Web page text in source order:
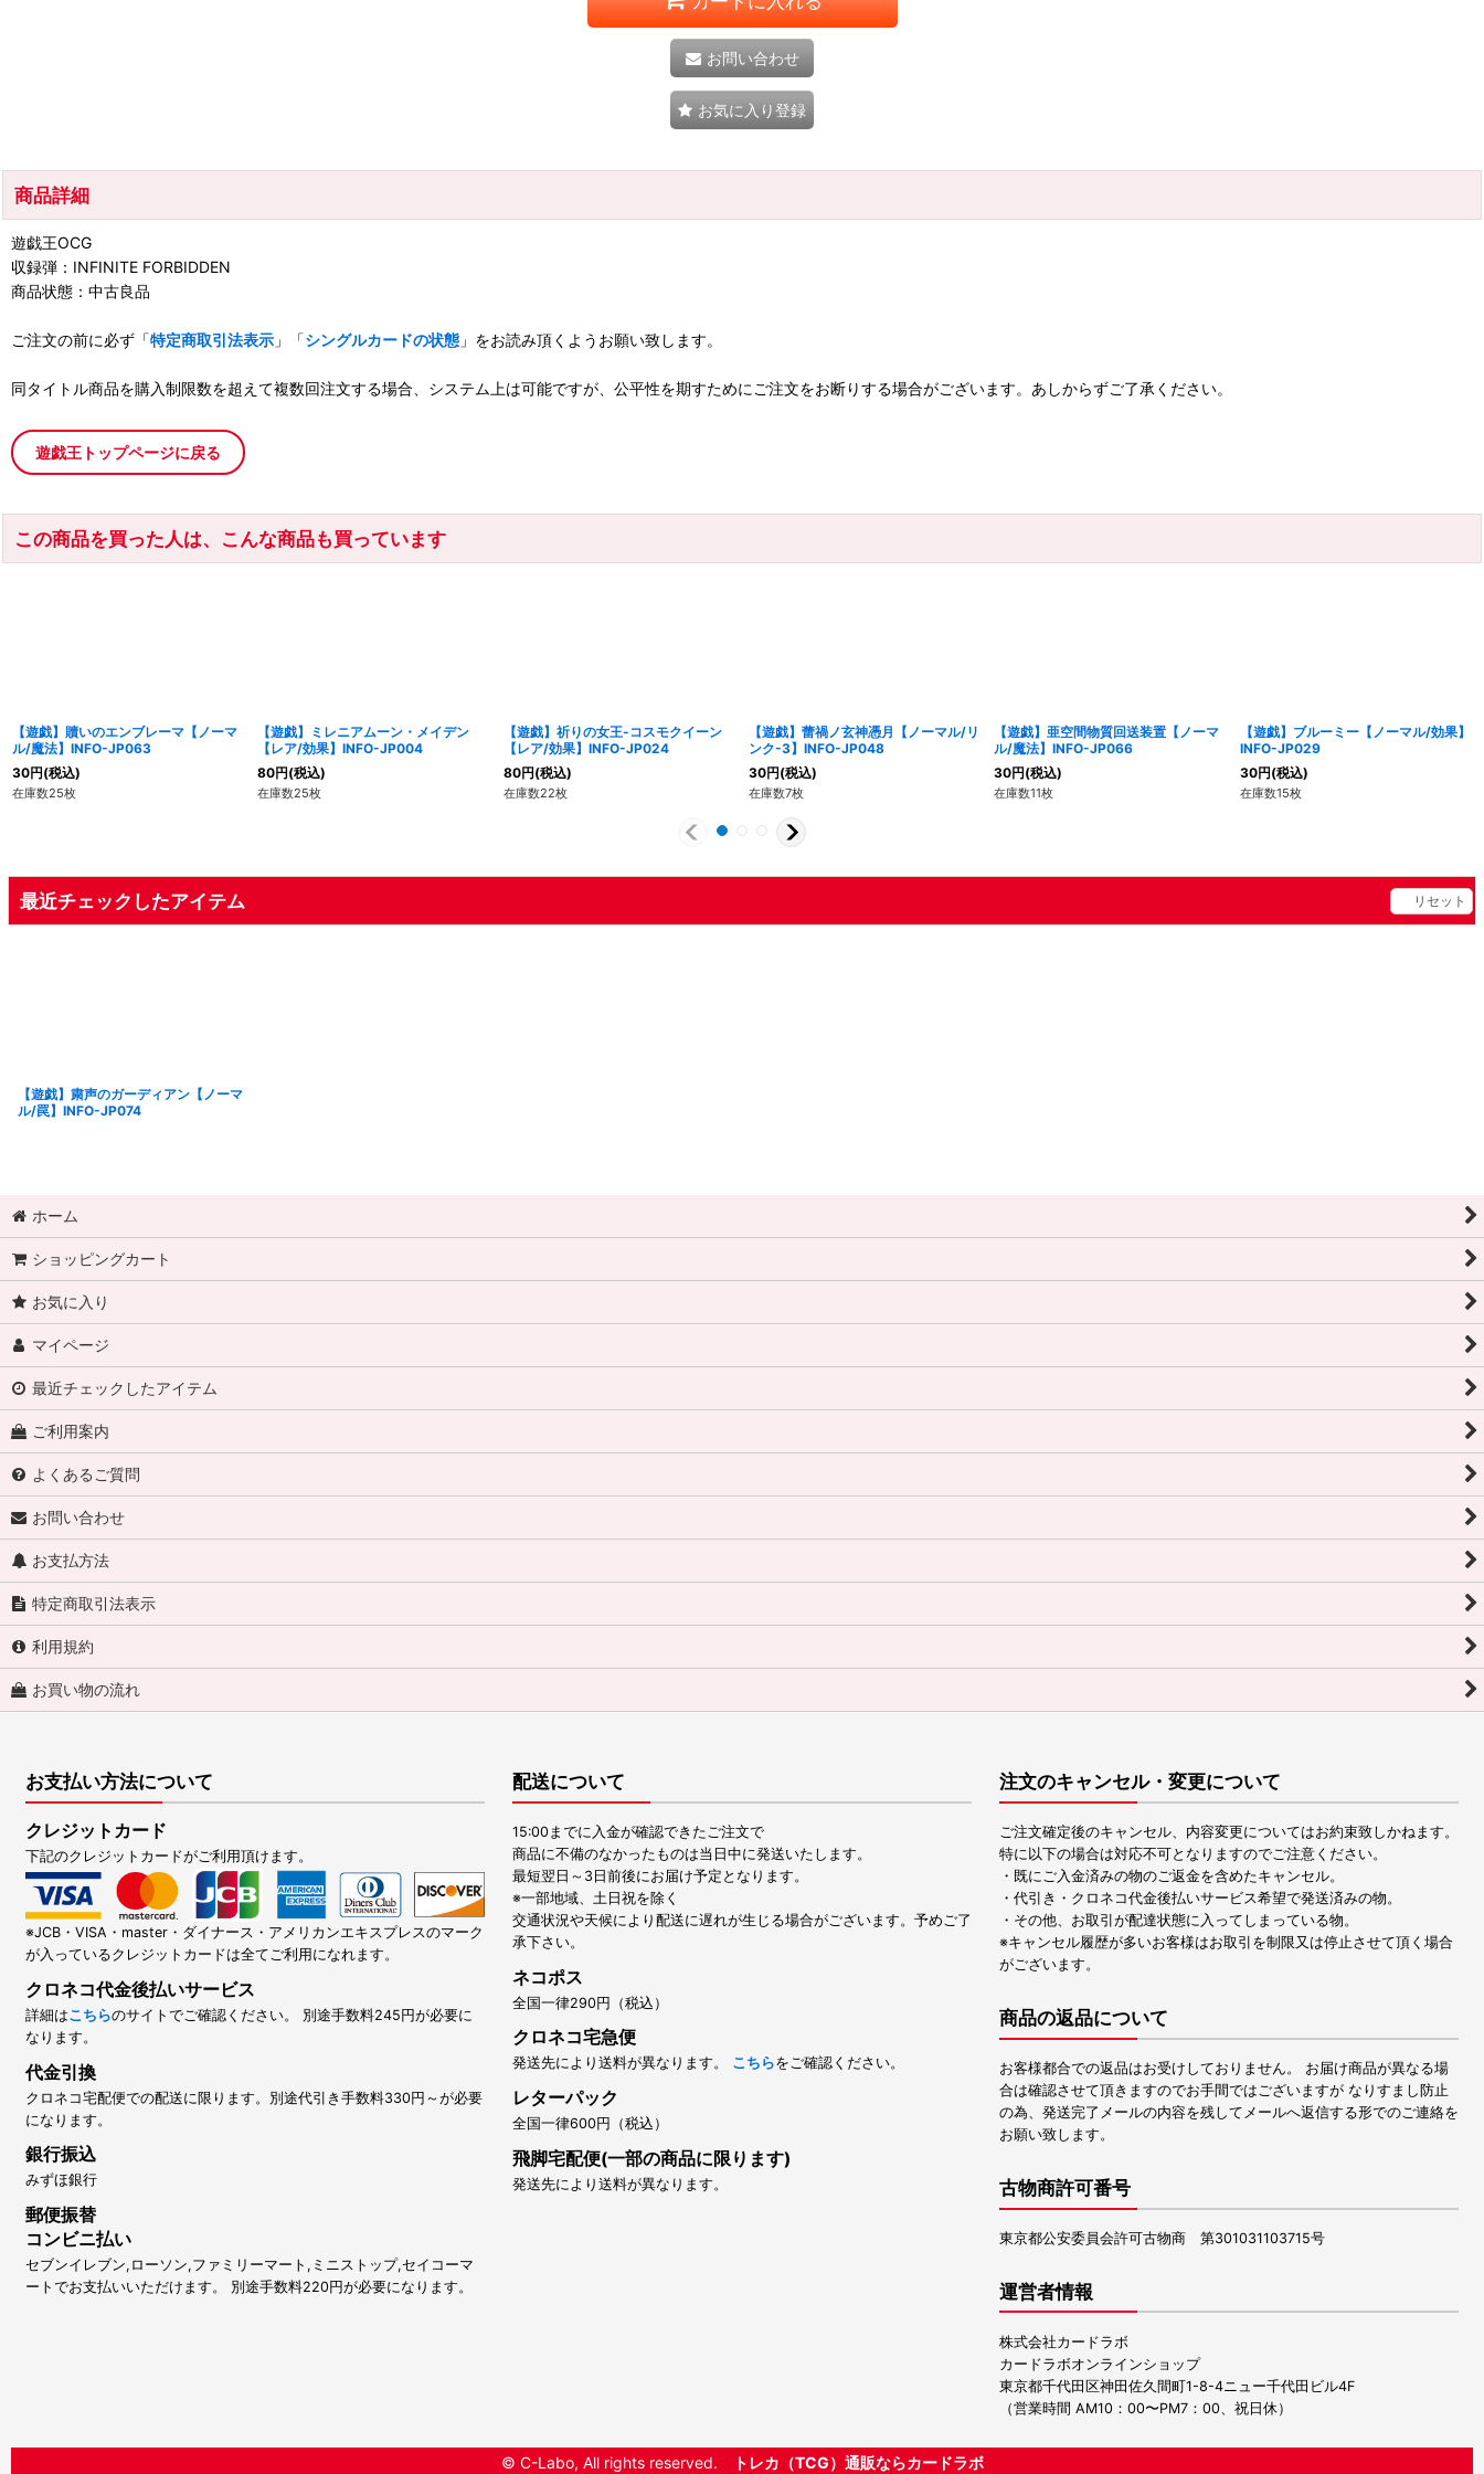
お問い合わせ
お気に入り登録
商品詳細
遊戯王OCG
収録弾：INFINITE FORBIDDEN
商品状態：中古良品
ご注文の前に必ず「特定商取引法表示 」「シングルカードの状態 」をお読み頂くようお願い致します。
同タイトル商品を購入制限数を超えて複数回注文する場合、システム上は可能ですが、公平性を期すためにご注文をお断りする場合がございます。あしからずご了承ください。
遊戯王トップページに戻る
この商品を買った人は、こんな商品も買っています
【遊戯】贖いのエンブレーマ【ノーマ
ル/魔法】INFO-JP063
30円(税込)
在庫数25枚
【遊戯】ミレニアムーン・メイデン
【レア/効果】INFO-JP004
80円(税込)
在庫数25枚
【遊戯】祈りの女王-コスモクイーン
【レア/効果】INFO-JP024
80円(税込)
在庫数22枚
【遊戯】蕾禍ノ玄神憑月【ノーマル/リ
ンク-3】INFO-JP048
30円(税込)
在庫数7枚
【遊戯】亜空間物質回送装置【ノーマ
ル/魔法】INFO-JP066
30円(税込)
在庫数11枚
【遊戯】ブルーミー【ノーマル/効果】
INFO-JP029
30円(税込)
在庫数15枚
最近チェックしたアイテム リセット
【遊戯】粛声のガーディアン【ノーマ
ル/罠】INFO-JP074
ホーム
ショッピングカート
お気に入り
マイページ
最近チェックしたアイテム
ご利用案内
よくあるご質問
お問い合わせ
お支払方法
特定商取引法表示
利用規約
お買い物の流れ
お支払い方法について
クレジットカード
下記のクレジットカードがご利用頂けます。
※JCB・VISA・master・ダイナース・アメリカンエキスプレスのマーク
が入っているクレジットカードは全てご利用になれます。
クロネコ代金後払いサービス
詳細はこちらのサイトでご確認ください。 別途手数料245円が必要に
なります。
代金引換
クロネコ宅配便での配送に限ります。別途代引き手数料330円～が必要
になります。
銀行振込
みずほ銀行
郵便振替
コンビニ払い
セブンイレブン,ローソン,ファミリーマート,ミニストップ,セイコーマ
ートでお支払いいただけます。 別途手数料220円が必要になります。
配送について
15:00までに入金が確認できたご注文で
商品に不備のなかったものは当日中に発送いたします。
最短翌日～3日前後にお届け予定となります。
※一部地域、土日祝を除く
交通状況や天候により配送に遅れが生じる場合がございます。予めご了
承下さい。
ネコポス
全国一律290円（税込）
クロネコ宅急便
発送先により送料が異なります。 こちらをご確認ください。
レターパック
全国一律600円（税込）
飛脚宅配便(一部の商品に限ります)
発送先により送料が異なります。
注文のキャンセル・変更について
ご注文確定後のキャンセル、内容変更についてはお約束致しかねます。
特に以下の場合は対応不可となりますのでご注意ください。
・既にご入金済みの物のご返金を含めたキャンセル。
・代引き・クロネコ代金後払いサービス希望で発送済みの物。
・その他、お取引が配達状態に入ってしまっている物。
※キャンセル履歴が多いお客様はお取引を制限又は停止させて頂く場合
がございます。
商品の返品について
お客様都合での返品はお受けしておりません。 お届け商品が異なる場
合は確認させて頂きますのでお手間ではございますが なりすまし防止
の為、発送完了メールの内容を残してメールへ返信する形でのご連絡を
お願い致します。
古物商許可番号
東京都公安委員会許可古物商 第301031103715号
運営者情報
株式会社カードラボ
カードラボオンラインショップ
東京都千代田区神田佐久間町1-8-4ニュー千代田ビル4F
（営業時間 AM10：00〜PM7：00、祝日休）
© C-Labo, All rights reserved. トレカ（TCG）通販ならカードラボ